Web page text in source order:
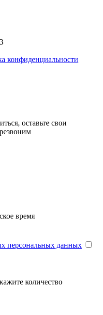
конфиденциальности
оставьте свои
время
персональных данных
количество